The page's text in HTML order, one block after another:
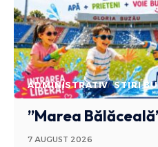
ADMINISTRATIV STIRI
”Marea
7 AUGUST 2026